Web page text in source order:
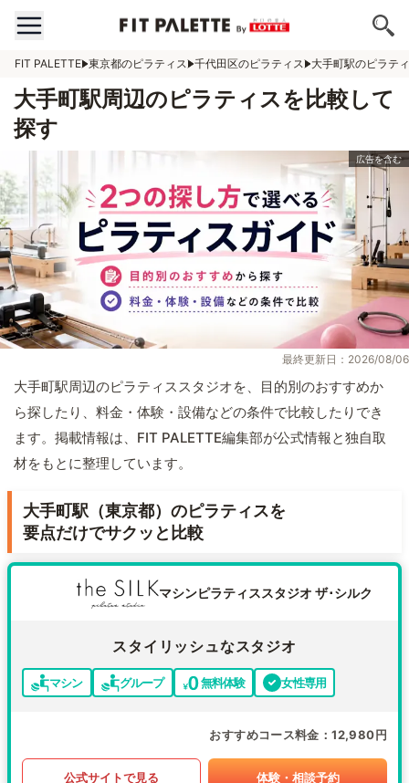
FIT PALETTE 東京都のピラティス 千代田区のピラティス 大手町駅のピラテ
大手町駅周辺のピラティスを比較して
探す
最終更新日：2026/08/06
大手町駅周辺のピラティススタジオを、目的別のおすすめか
ら探したり、料金・体験・設備などの条件で比較したりでき
ます。掲載情報は、FIT PALETTE編集部が公式情報と独自取
材をもとに整理しています。
大手町駅（東京都）のピラティスを
要点だけでサクッと比較
マシンピラティススタジオ ザ･シルク
スタイリッシュなスタジオ
マシン グループ 無料体験 女性専用
おすすめコース料金 12,980円
公式サイトで見る 体験・相談予約